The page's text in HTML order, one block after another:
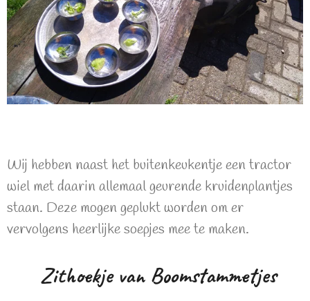
Wij hebben naast het buitenkeukentje een tractor
wiel met daarin allemaal geurende kruidenplantjes
staan. Deze mogen geplukt worden om er
vervolgens heerlijke soepjes mee te maken.
Zithoekje van Boomstammetjes